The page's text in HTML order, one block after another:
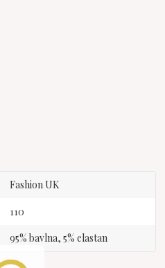
Fashion UK
110
95% bavlna, 5% elastan